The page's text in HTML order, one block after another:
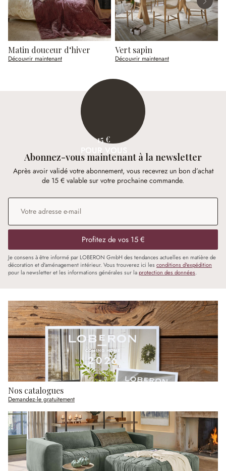
Matin douceur d‘hiver
Découvrir maintenant
Vert sapin
Découvrir maintenant
15 €
POUR VOUS
Abonnez-vous maintenant à la newsletter
Après avoir validé votre abonnement, vous recevrez un bon d’achat
de 15 € valable sur votre prochaine commande.
Adresse e-mail
Profitez de vos 15 €
Je consens à être informé par LOBERON GmbH des tendances actuelles en matière de
décoration et d'aménagement intérieur. Vous trouverez ici les conditions d'expédition
pour la newsletter et les informations générales sur laprotection des données.
Nos catalogues
Demandez-le gratuitement